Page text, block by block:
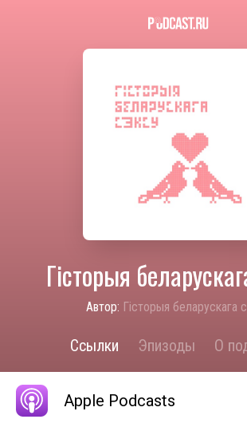
Гісторыя
Автор: Гісторыя беларускага
Ссылки Эпизоды О
Apple Podcasts